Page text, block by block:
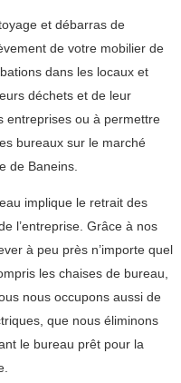
et débarras de
de votre mobilier de
dans les locaux et
déchets et de leur
entreprises ou à permettre
bureaux sur le marché
de Baneins.
implique le retrait des
l’entreprise. Grâce à nos
à peu près n’importe quel
les chaises de bureau,
nous occupons aussi de
que nous éliminons
le bureau prêt pour la